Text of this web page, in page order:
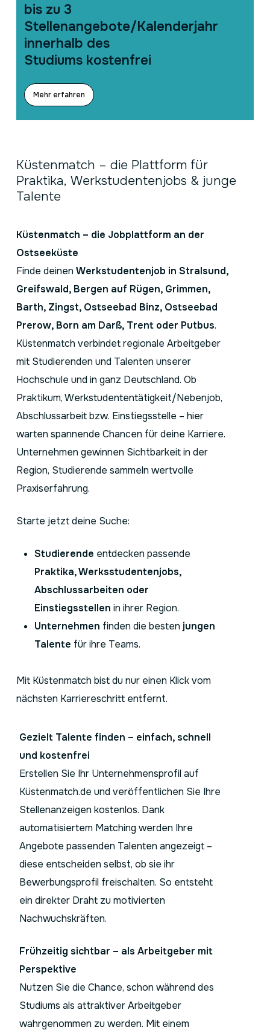
bis zu 3
Stellenangebote/Kalenderjahr
innerhalb des
Studiums kostenfrei
Mehr erfahren
Küstenmatch – die Plattform für
Praktika, Werkstudentenjobs & junge
Talente
Küstenmatch – die Jobplattform an der
Ostseeküste
Finde deinenWerkstudentenjob in Stralsund,
Greifswald, Bergen auf Rügen, Grimmen,
Barth, Zingst, Ostseebad Binz, Ostseebad
Prerow, Born am Darß, Trent oder Putbus.
Küstenmatch verbindet regionale Arbeitgeber
mit Studierenden und Talenten unserer
Hochschule und in ganz Deutschland. Ob
Praktikum, Werkstudententätigkeit/Nebenjob,
Abschlussarbeit bzw. Einstiegsstelle – hier
warten spannende Chancen für deine Karriere.
Unternehmen gewinnen Sichtbarkeit in der
Region, Studierende sammeln wertvolle
Praxiserfahrung.
Starte jetzt deine Suche:
Studierende entdecken passende
Praktika, Werksstudentenjobs,
Abschlussarbeiten oder
Einstiegsstellen in ihrer Region.
Unternehmen finden die besten jungen
Talente für ihre Teams.
Mit Küstenmatch bist du nur einen Klick vom
nächsten Karriereschritt entfernt.
Gezielt Talente finden – einfach, schnell
und kostenfrei
Erstellen Sie Ihr Unternehmensprofil auf
Küstenmatch.de und veröffentlichen Sie Ihre
Stellenanzeigen kostenlos. Dank
automatisiertem Matching werden Ihre
Angebote passenden Talenten angezeigt –
diese entscheiden selbst, ob sie ihr
Bewerbungsprofil freischalten. So entsteht
ein direkter Draht zu motivierten
Nachwuchskräften.
Frühzeitig sichtbar – als Arbeitgeber mit
Perspektive
Nutzen Sie die Chance, schon während des
Studiums als attraktiver Arbeitgeber
wahrgenommen zu werden. Mit einem